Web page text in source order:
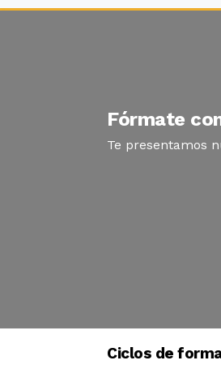
Fórmate
Te presentamos
Ciclos de